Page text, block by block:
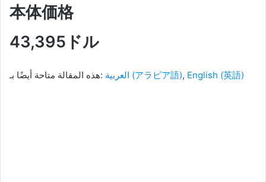
本体価格
43,395ドル
هذه المقالة متاحة أيضًا بـ: العربية (アラビア語) English (英語)